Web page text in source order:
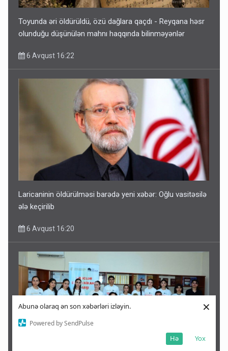
Abunə olaraq ən son xəbərləri izləyin.
Powered by SendPulse
Yox
Hə
×
Toyunda əri öldürüldü, özü dağlara qaçdı - Reyqana həsr
olunduğu düşünülən mahnı haqqında bilinməyənlər
6 Avqust 16:22
Laricaninin öldürülməsi barədə yeni xəbər: Oğlu vasitəsilə
ələ keçirilib
6 Avqust 16:20